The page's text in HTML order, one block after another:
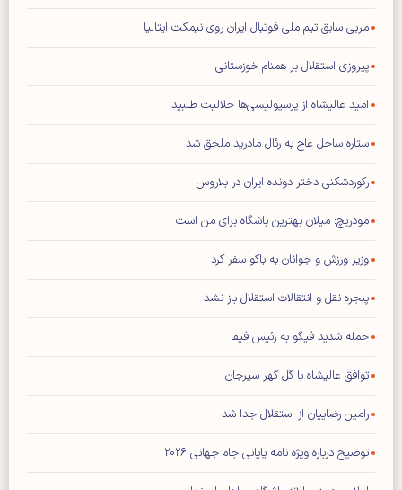
مربی سابق تیم ملی فوتبال ایران روی نیمکت ایتالیا
پیروزی استقلال بر همنام خوزستانی
امید عالیشاه از پرسپولیسی‌ها حلالیت طلبید
ستاره ساحل عاج به رئال مادرید ملحق شد
رکوردشکنی دختر دونده ایران در بلاروس
مودریچ: میلان بهترین باشگاه برای من است
وزیر ورزش و جوانان به باکو سفر کرد
پنجره نقل و انتقالات استقلال باز نشد
حمله شدید فیگو به رئیس فیفا
توافق عالیشاه با گل گهر سیرجان
رامین رضاییان از استقلال جدا شد
توضیح درباره ویژه نامه پایانی جام جهانی ۲۰۲۶